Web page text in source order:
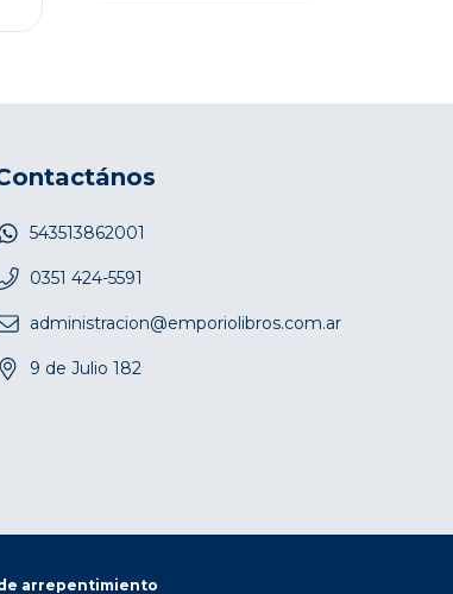
543513862001
0351 424-5591
administracion@emporiolibros.com.ar
9 de Julio 182
arrepentimiento